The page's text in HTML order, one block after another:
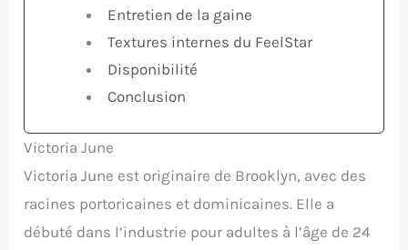
Entretien de la gaine
Textures internes du FeelStar
Disponibilité
Conclusion
Victoria June
Victoria June est originaire de Brooklyn, avec des
racines portoricaines et dominicaines. Elle a
débuté dans l’industrie pour adultes à l’âge de 24